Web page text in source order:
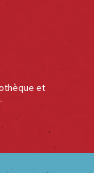
et